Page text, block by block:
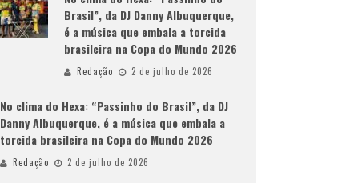
Brasil”, da DJ Danny Albuquerque,
é a música que embala a torcida
brasileira na Copa do Mundo 2026
Redação 2 de julho de 2026
No clima do Hexa: “Passinho do Brasil”, da DJ
Danny Albuquerque, é a música que embala a
torcida brasileira na Copa do Mundo 2026
Redação 2 de julho de 2026